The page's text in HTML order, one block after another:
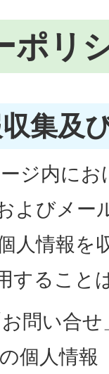
ポリ
収集及
ジ内に
よびメー
人情報を
すること
問い合
個人情報